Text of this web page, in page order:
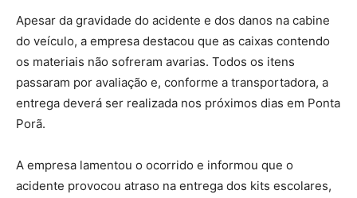
Apesar da gravidade do acidente e dos danos na cabine
do veículo, a empresa destacou que as caixas contendo
os materiais não sofreram avarias. Todos os itens
passaram por avaliação e, conforme a transportadora, a
entrega deverá ser realizada nos próximos dias em Ponta
Porã.
A empresa lamentou o ocorrido e informou que o
acidente provocou atraso na entrega dos kits escolares,